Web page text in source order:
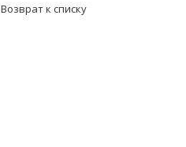
Возврат к списку